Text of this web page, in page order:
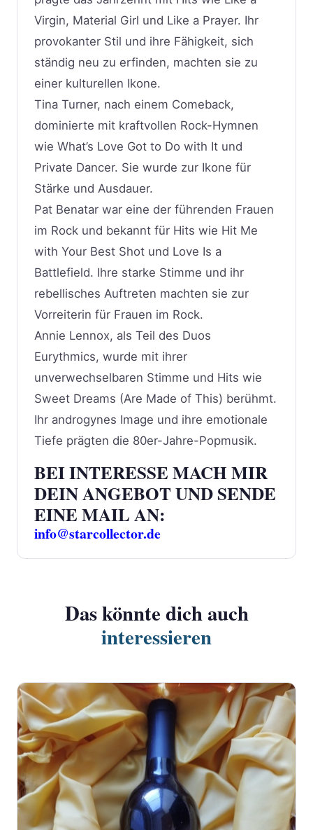
Virgin, Material Girl und Like a Prayer. Ihr
provokanter Stil und ihre Fähigkeit, sich
ständig neu zu erfinden, machten sie zu
einer kulturellen Ikone.
Tina Turner, nach einem Comeback,
dominierte mit kraftvollen Rock-Hymnen
wie What’s Love Got to Do with It und
Private Dancer. Sie wurde zur Ikone für
Stärke und Ausdauer.
Pat Benatar war eine der führenden Frauen
im Rock und bekannt für Hits wie Hit Me
with Your Best Shot und Love Is a
Battlefield. Ihre starke Stimme und ihr
rebellisches Auftreten machten sie zur
Vorreiterin für Frauen im Rock.
Annie Lennox, als Teil des Duos
Eurythmics, wurde mit ihrer
unverwechselbaren Stimme und Hits wie
Sweet Dreams (Are Made of This) berühmt.
Ihr androgynes Image und ihre emotionale
Tiefe prägten die 80er-Jahre-Popmusik.
BEI INTERESSE MACH MIR
DEIN ANGEBOT UND SENDE
EINE MAIL AN:
info@starcollector.de
Das könnte dich auch
interessieren